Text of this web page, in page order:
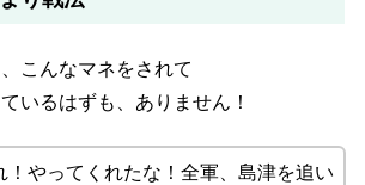
こんなマネをされて
いるはずも、ありません！
！やってくれたな！全軍、島津を追い